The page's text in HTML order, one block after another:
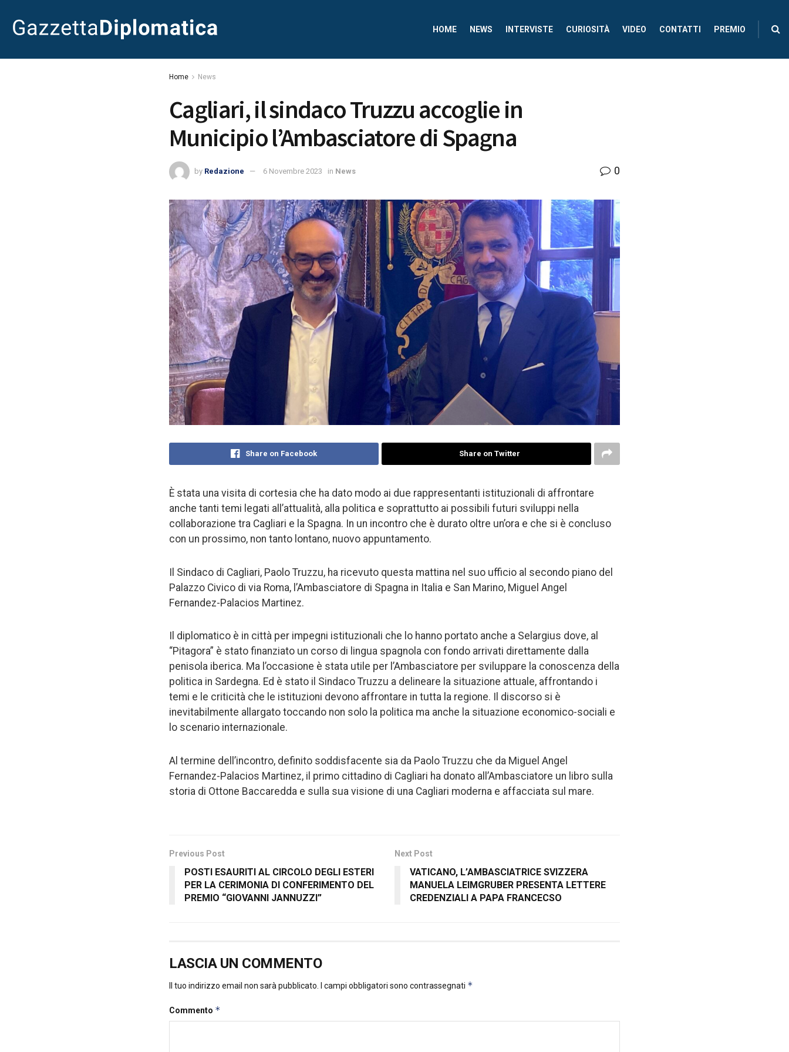
HOME NEWS INTERVISTE CURIOSITÀ VIDEO CONTATTI PREMIO
Home News
Cagliari, il sindaco Truzzu accoglie in
Municipio l’Ambasciatore di Spagna
by Redazione 6 Novembre 2023 in News 0
Share on Facebook Share on Twitter
È stata una visita di cortesia che ha dato modo ai due rappresentanti istituzionali di affrontare
anche tanti temi legati all’attualità, alla politica e soprattutto ai possibili futuri sviluppi nella
collaborazione tra Cagliari e la Spagna. In un incontro che è durato oltre un’ora e che si è concluso
con un prossimo, non tanto lontano, nuovo appuntamento.
Il Sindaco di Cagliari, Paolo Truzzu, ha ricevuto questa mattina nel suo ufficio al secondo piano del
Palazzo Civico di via Roma, l’Ambasciatore di Spagna in Italia e San Marino, Miguel Angel
Fernandez-Palacios Martinez.
Il diplomatico è in città per impegni istituzionali che lo hanno portato anche a Selargius dove, al
“Pitagora” è stato finanziato un corso di lingua spagnola con fondo arrivati direttamente dalla
penisola iberica. Ma l’occasione è stata utile per l’Ambasciatore per sviluppare la conoscenza della
politica in Sardegna. Ed è stato il Sindaco Truzzu a delineare la situazione attuale, affrontando i
temi e le criticità che le istituzioni devono affrontare in tutta la regione. Il discorso si è
inevitabilmente allargato toccando non solo la politica ma anche la situazione economico-sociali e
lo scenario internazionale.
Al termine dell’incontro, definito soddisfacente sia da Paolo Truzzu che da Miguel Angel
Fernandez-Palacios Martinez, il primo cittadino di Cagliari ha donato all’Ambasciatore un libro sulla
storia di Ottone Baccaredda e sulla sua visione di una Cagliari moderna e affacciata sul mare.
Previous Post
POSTI ESAURITI AL CIRCOLO DEGLI ESTERI
PER LA CERIMONIA DI CONFERIMENTO DEL
PREMIO “GIOVANNI JANNUZZI”
Next Post
VATICANO, L’AMBASCIATRICE SVIZZERA
MANUELA LEIMGRUBER PRESENTA LETTERE
CREDENZIALI A PAPA FRANCECSO
LASCIA UN COMMENTO
Il tuo indirizzo email non sarà pubblicato. I campi obbligatori sono contrassegnati *
Commento *